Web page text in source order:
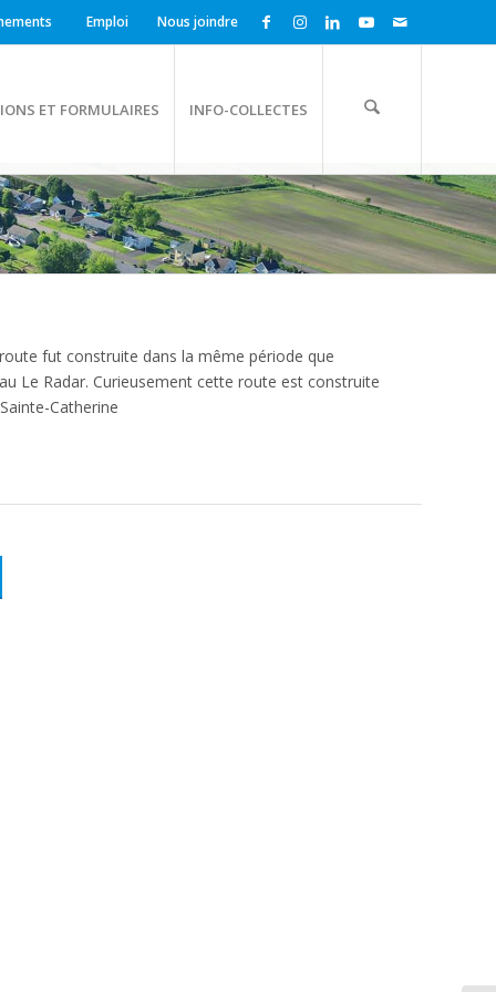
Emploi Nous joindre
ET FORMULAIRES INFO-COLLECTES
fut construite dans la même période que
Le Radar. Curieusement cette route est construite
Catherine